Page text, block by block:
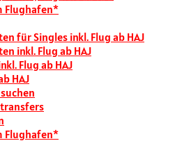
Flughafen*
für Singles inkl. Flug ab HAJ
inkl. Flug ab HAJ
Flug ab HAJ
HAJ
Flughafen*